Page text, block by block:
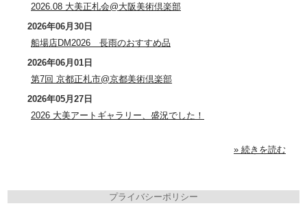
2026.08 大美正札会@大阪美術倶楽部
2026年06月30日
船場店DM2026 長雨のおすすめ品
2026年06月01日
第7回 京都正札市@京都美術倶楽部
2026年05月27日
2026 大美アートギャラリー、盛況でした！
» 続きを読む
プライバシーポリシー